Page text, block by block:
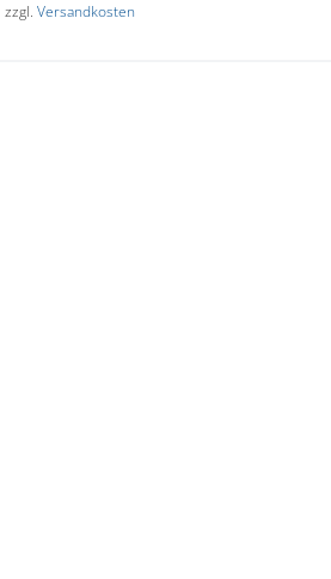
zzgl.Versandkosten